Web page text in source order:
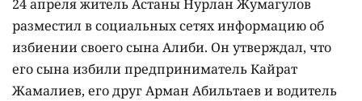
24 апреля житель Астаны Нурлан Жумагулов
разместил в социальных сетях информацию об
избиении своего сына Алиби. Он утверждал, что
его сына избили предприниматель Кайрат
Жамалиев, его друг Арман Абильтаев и водитель